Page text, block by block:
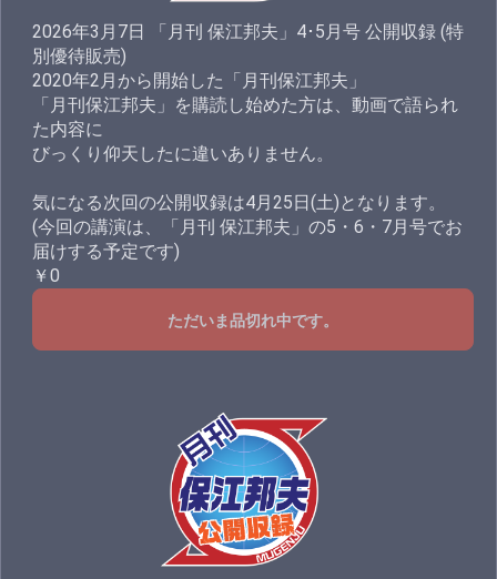
2026年3月7日 「月刊 保江邦夫」4･5月号 公開収録 (特
別優待販売)
2020年2月から開始した「月刊保江邦夫」
「月刊保江邦夫」を購読し始めた方は、動画で語られ
た内容に
びっくり仰天したに違いありません。
気になる次回の公開収録は4月25日(土)となります。
(今回の講演は、「月刊 保江邦夫」の5・6・7月号でお
届けする予定です)
￥0
ただいま品切れ中です。